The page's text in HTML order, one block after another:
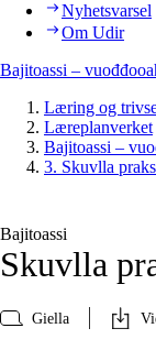
Nyhetsvarsel
Om Udir
Bajitoassi –
Læring og
Læreplanverket
Bajitoassi –
3. Skuvlla
Bajitoassi
Skuvlla
Giella